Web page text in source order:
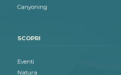
Canyoning
SCOPRI
Eventi
Natura